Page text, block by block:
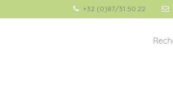
+32 (0)87/31.50.22